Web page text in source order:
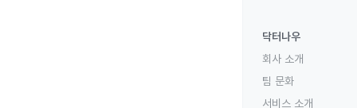
닥터나우
회사 소개
팀 문화
서비스 소개